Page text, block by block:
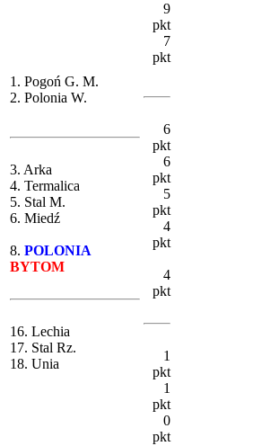
1. Pogoń G. M.
2. Polonia W.
3. Arka
4. Termalica
5. Stal M.
6. Miedź
8. POLONIA
BYTOM
16. Lechia
17. Stal Rz.
18. Unia
9
pkt
7
pkt
6
pkt
6
pkt
5
pkt
4
pkt
4
pkt
1
pkt
1
pkt
0
pkt